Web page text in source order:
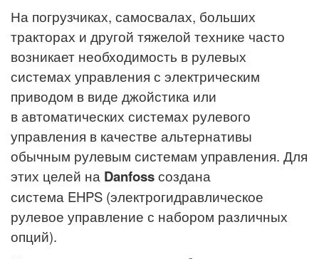
На погрузчиках, самосвалах, больших
тракторах и другой тяжелой технике часто
возникает необходимость в рулевых
системах управления с электрическим
приводом в виде джойстика или
в автоматических системах рулевого
управления в качестве альтернативы
обычным рулевым системам управления. Для
этих целей на Danfossсоздана
система EHPS (электрогидравлическое
рулевое управление с набором различных
опций).